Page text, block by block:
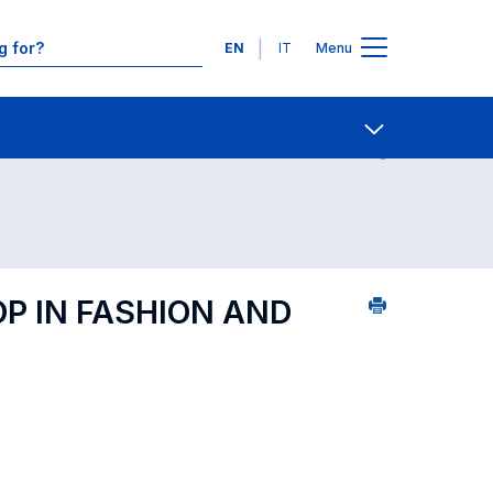
Languages
EN IT Menu
Course search - numerical order Contact Us
IN FASHION AND